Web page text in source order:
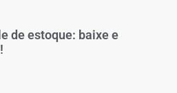
de estoque: baixe e